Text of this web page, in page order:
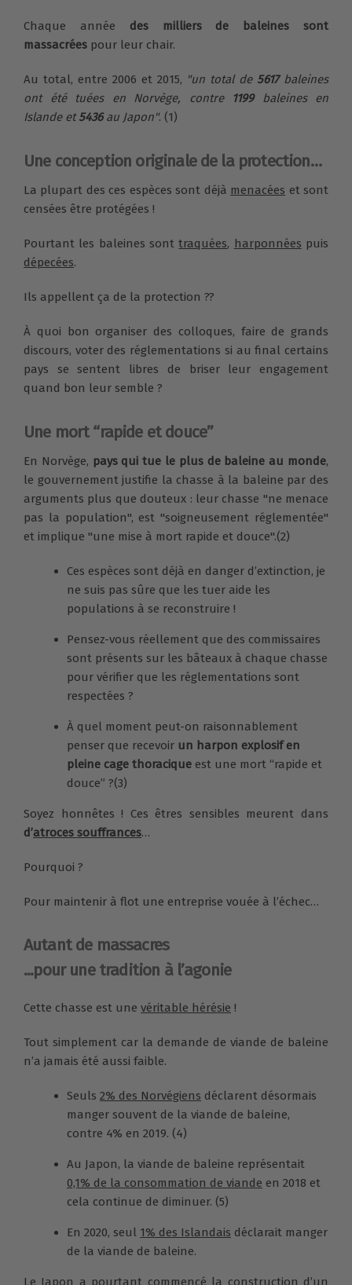
Chaque année des milliers de baleines sont
massacrées pour leur chair.
Au total, entre 2006 et 2015, "un total de 5617baleines
ont été tuées en Norvège, contre
1199baleines en
Islande et5436au Japon". (1)
Une conception originale de la protection…
La plupart des ces espèces sont déjà menacées et sont
censées être protégées !
Pourtant les baleines sonttraquées, harponnées puis
dépecées.
Ils appellent ça de la protection ??
À quoi bon organiser des colloques, faire de grands
discours, voter des réglementations si au final certains
pays se sentent libres de briser leur engagement
quand bon leur semble ?
Une mort “rapide et douce”
En Norvège, pays qui tue le plus de baleine au monde,
le gouvernement justifie la chasse à la baleine par des
arguments plus que douteux : leur chasse "ne menace
pas la population", est "soigneusement réglementée"
et implique "une mise à mort rapide et douce".(2)
Ces espèces sont déjà en danger d’extinction, je
ne suis pas sûre que les tuer aide les
populations à se reconstruire !
Pensez-vous réellement que des commissaires
sont présents sur les bâteaux à chaque chasse
pour vérifier que les réglementations sont
respectées ?
À quel moment peut-on raisonnablement
penser que recevoir un harpon explosif en
pleine cage thoracique est une mort “rapide et
douce” ?(3)
Soyez honnêtes ! Ces êtres sensibles meurent dans
d’atroces souffrances…
Pourquoi ?
Pour maintenir à flot une entreprise vouée à l’échec…
Autant de massacres
...pour une tradition à l’agonie
Cette chasse est une véritable hérésie !
Tout simplement car la demande de viande de baleine
n’a jamais été aussi faible.
Seuls 2% des Norvégiens déclarent désormais
manger souvent de la viande de baleine,
contre 4% en 2019. (4)
Au Japon, la viande de baleine représentait
0,1% de la consommation de viande en 2018 et
cela continue de diminuer. (5)
En 2020, seul 1% des Islandais déclarait manger
de la viande de baleine.
Le Japon a pourtant commencé la construction d’un